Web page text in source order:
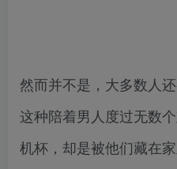
然而并不是，大多数人
这种陪着男人度过无数
机杯，却是被他们藏在家